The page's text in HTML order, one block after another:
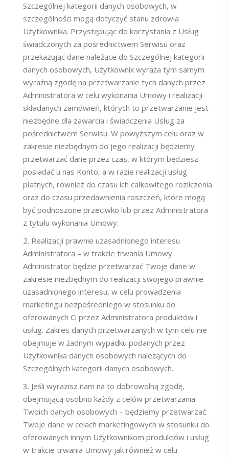
Szczególnej kategorii danych osobowych, w
szczególności mogą dotyczyć stanu zdrowia
Użytkownika. Przystępując do korzystania z Usług
świadczonych za pośrednictwem Serwisu oraz
przekazując dane należące do Szczególnej kategorii
danych osobowych, Użytkownik wyraża tym samym
wyraźną zgodę na przetwarzanie tych danych przez
Administratora w celu wykonania Umowy i realizacji
składanych zamówień, których to przetwarzanie jest
niezbędne dla zawarcia i świadczenia Usług za
pośrednictwem Serwisu. W powyższym celu oraz w
zakresie niezbędnym do jego realizacji będziemy
przetwarzać dane przez czas, w którym będziesz
posiadać u nas Konto, a w razie realizacji usług
płatnych, również do czasu ich całkowitego rozliczenia
oraz do czasu przedawnienia roszczeń, które mogą
być podnoszone przeciwko lub przez Administratora
z tytułu wykonania Umowy.
Realizacji prawnie uzasadnionego interesu
Administratora – w trakcie trwania Umowy
Administrator będzie przetwarzać Twoje dane w
zakresie niezbędnym do realizacji swojego prawnie
uzasadnionego interesu, w celu prowadzenia
marketingu bezpośredniego w stosunku do
oferowanych Ci przez Administratora produktów i
usług. Zakres danych przetwarzanych w tym celu nie
obejmuje w żadnym wypadku podanych przez
Użytkownika danych osobowych należących do
Szczególnych kategorii danych osobowych.
Jeśli wyrazisz nam na to dobrowolną zgodę,
obejmującą osobno każdy z celów przetwarzania
Twoich danych osobowych – będziemy przetwarzać
Twoje dane w celach marketingowych w stosunku do
oferowanych innym Użytkownikom produktów i usług
w trakcie trwania Umowy jak również w celu